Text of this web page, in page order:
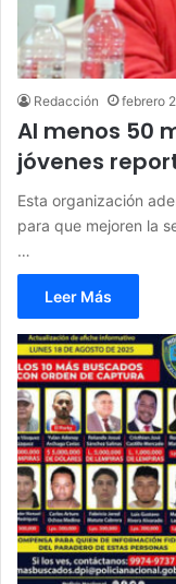
Redacción febrero
Al menos 50
jóvenes
Esta organización
para que mejoren la
…
Leer Más